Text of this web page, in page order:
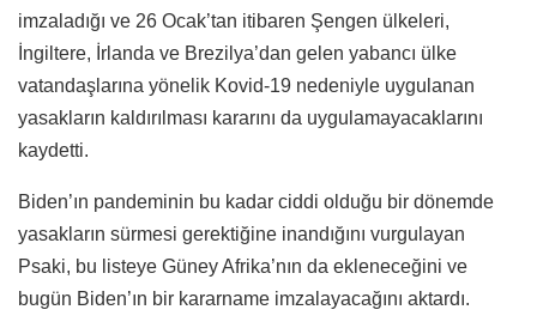
imzaladığı ve 26 Ocak’tan itibaren Şengen ülkeleri,
İngiltere, İrlanda ve Brezilya’dan gelen yabancı ülke
vatandaşlarına yönelik Kovid-19 nedeniyle uygulanan
yasakların kaldırılması kararını da uygulamayacaklarını
kaydetti.
Biden’ın pandeminin bu kadar ciddi olduğu bir dönemde
yasakların sürmesi gerektiğine inandığını vurgulayan
Psaki, bu listeye Güney Afrika’nın da ekleneceğini ve
bugün Biden’ın bir kararname imzalayacağını aktardı.